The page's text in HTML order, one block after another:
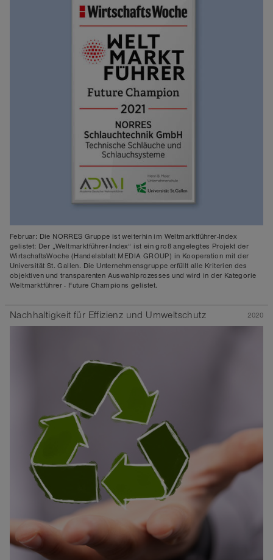
Februar: Die NORRES Gruppe ist weiterhin im Weltmarktführer-Index
gelistet: Der „Weltmarktführer-Index“ ist ein groß angelegtes Projekt der
WirtschaftsWoche (Handelsblatt MEDIA GROUP) in Kooperation mit der
Universität St. Gallen. Die Unternehmensgruppe erfüllt alle Kriterien des
objektiven und transparenten Auswahlprozesses und wird in der Kategorie
Weltmarktführer - Future Champions gelistet.
Nachhaltigkeit für Effizienz und Umweltschutz 2020